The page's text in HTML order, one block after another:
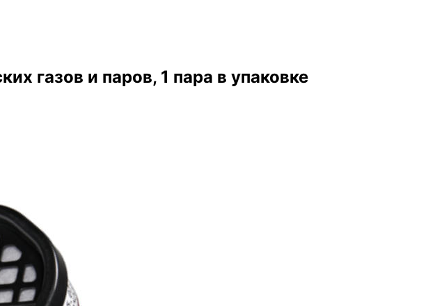
газов и паров, 1 пара в упаковке